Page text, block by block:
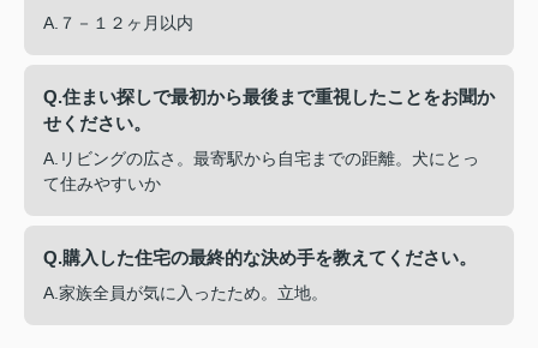
A.７－１２ヶ月以内
Q.住まい探しで最初から最後まで重視したことをお聞か
せください。
A.リビングの広さ。最寄駅から自宅までの距離。犬にとっ
て住みやすいか
Q.購入した住宅の最終的な決め手を教えてください。
A.家族全員が気に入ったため。立地。